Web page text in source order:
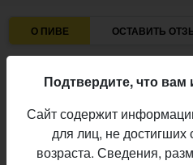
О ПИВЕ ОСТАВИТЬ
Пивоварня:
Bierstaat
Алкоголь:
6,5%
Начало
выпуска:
02.06.2025
Подтвердите, что вам
Сайт содержит
для лиц, не
возраста. Сведения,